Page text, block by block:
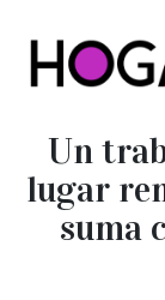
Un
lugar
suma